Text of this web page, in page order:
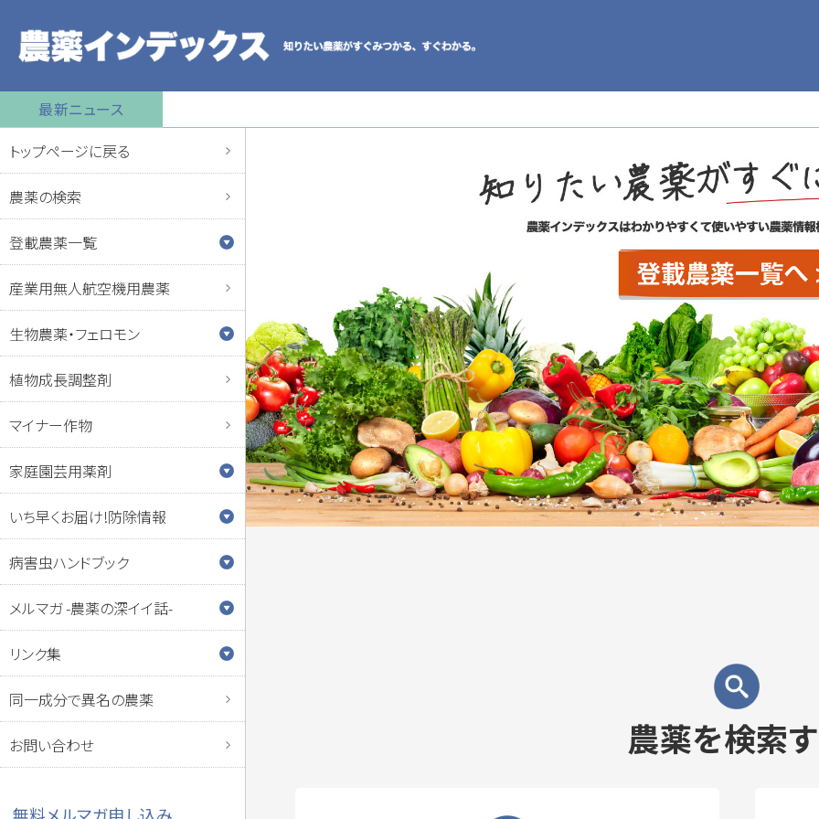
最新ニュース
トップページに戻る
農薬の検索
登載農薬一覧
産業用無人航空機用農薬
生物農薬・フェロモン
植物成長調整剤
マイナー作物
家庭園芸用薬剤
いち早くお届け!防除情報
病害虫ハンドブック
メルマガ -農薬の深イイ話-
リンク集
同一成分で異名の農薬
お問い合わせ 農薬を検索